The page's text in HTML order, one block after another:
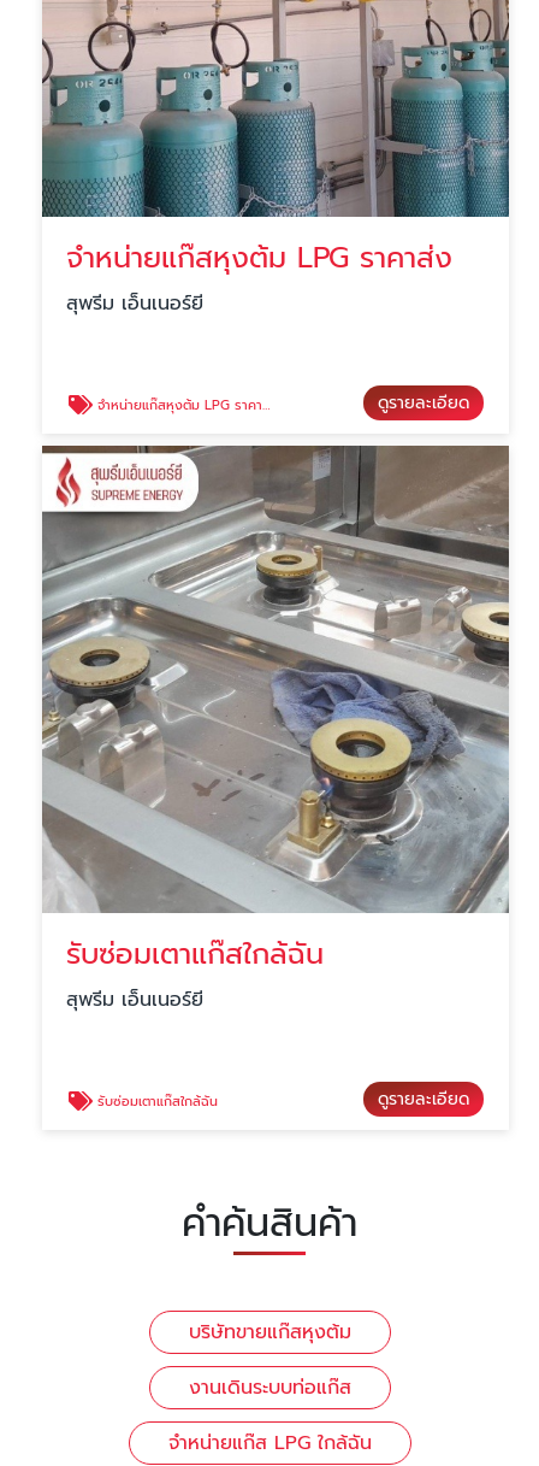
จำหน่ายแก๊สหุงต้ม LPG ราคาส่ง
สุพรีม เอ็นเนอร์ยี
จำหน่ายแก๊สหุงต้ม LPG ราคาส่ง ดูรายละเอียด
รับซ่อมเตาแก๊สใกล้ฉัน
สุพรีม เอ็นเนอร์ยี
รับซ่อมเตาแก๊สใกล้ฉัน ดูรายละเอียด
คำค้นสินค้า
บริษัทขายแก๊สหุงต้ม
งานเดินระบบท่อแก๊ส
จำหน่ายแก๊ส LPG ใกล้ฉัน